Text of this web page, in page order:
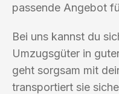
passende Angebot
Bei uns kannst du
Umzugsgüter in
geht sorgsam mit
transportiert sie